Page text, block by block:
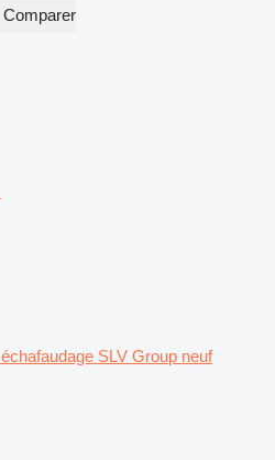
Comparer
échafaudage SLV Group neuf